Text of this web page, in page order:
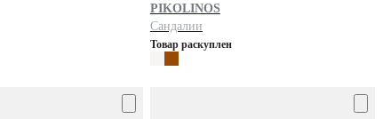
PIKOLINOS
Сандалии
Товар раскуплен